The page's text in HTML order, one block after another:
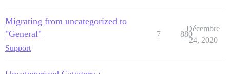
Migrating from uncategorized to
"General"
Support
7 880
Décembre
24, 2020